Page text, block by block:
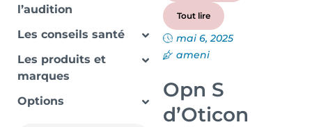
l’audition
Les conseils santé
Les produits et
marques
Options
Tout lire
mai 6, 2025
ameni
Opn S
d’Oticon